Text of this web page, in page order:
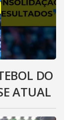
DO
ATUAL